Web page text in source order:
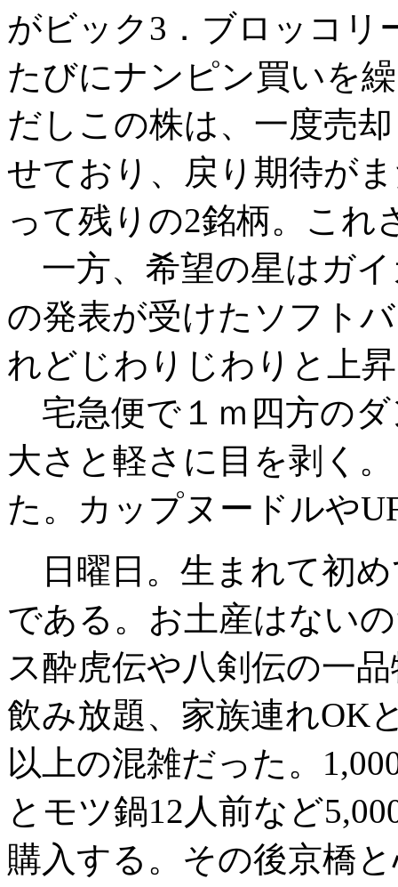
がビック3．ブロッコリ
たびにナンピン買いを
だしこの株は、一度売
せており、戻り期待が
って残りの2銘柄。これ
一方、希望の星はガ
の発表が受けたソフト
れどじわりじわりと上
宅急便で１ｍ四方の
大さと軽さに目を剥く
た。カップヌードルや
日曜日。生まれて初
である。お土産はない
ス酔虎伝や八剣伝の一
飲み放題、家族連れOK
以上の混雑だった。
とモツ鍋12人前など
購入する。その後京橋